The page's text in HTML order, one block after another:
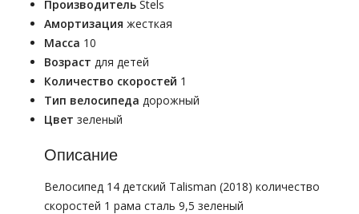
Производитель Stels
Амортизация жесткая
Масса 10
Возраст для детей
Количество скоростей 1
Тип велосипеда дорожный
Цвет зеленый
Описание
Велосипед 14 детский Talisman (2018) количество
скоростей 1 рама сталь 9,5 зеленый